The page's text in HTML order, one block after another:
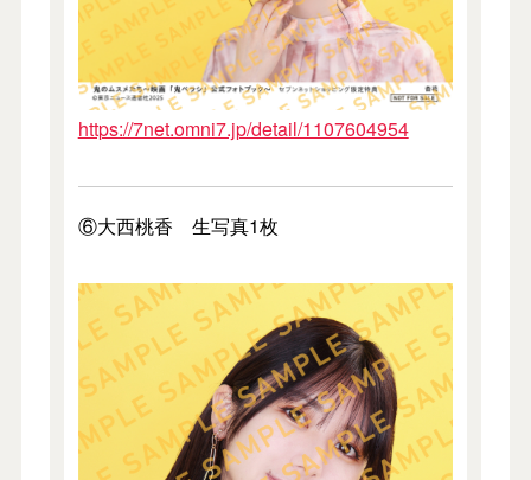
https://7net.omni7.jp/detail/1107604954
⑥大西桃香 生写真1枚